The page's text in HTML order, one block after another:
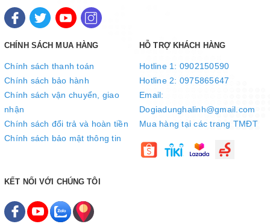
CHÍNH SÁCH MUA HÀNG
Chính sách thanh toán
Chính sách bảo hành
Chính sách vận chuyển, giao
nhận
Chính sách đổi trả và hoàn tiền
Chính sách bảo mật thông tin
HỖ TRỢ KHÁCH HÀNG
Hotline 1: 0902150590
Hotline 2: 0975865647
Email:
Dogiadunghalinh@gmail.com
Mua hàng tại các trang TMĐT
KẾT NỐI VỚI CHÚNG TÔI